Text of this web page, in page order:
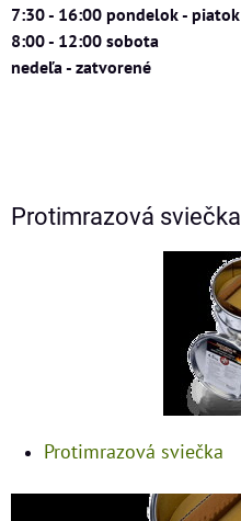
7:30 - 16:00 pondelok - piatok
8:00 - 12:00 sobota
nedeľa - zatvorené
Protimrazová sviečka
Protimrazová sviečka